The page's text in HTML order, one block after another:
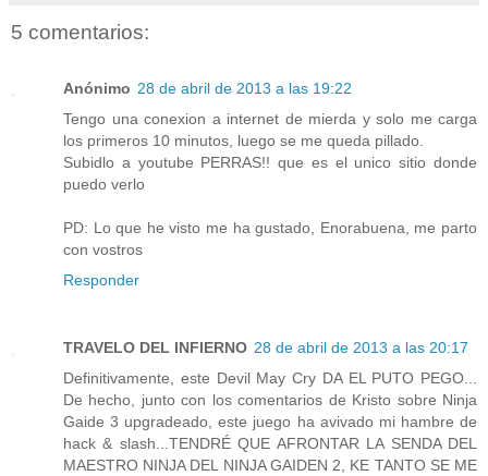
5 comentarios:
Anónimo 28 de abril de 2013 a las 19:22
Tengo una conexion a internet de mierda y solo me carga
los primeros 10 minutos, luego se me queda pillado.
Subidlo a youtube PERRAS!! que es el unico sitio donde
puedo verlo
PD: Lo que he visto me ha gustado, Enorabuena, me parto
con vostros
Responder
TRAVELO DEL INFIERNO 28 de abril de 2013 a las 20:17
Definitivamente, este Devil May Cry DA EL PUTO PEGO...
De hecho, junto con los comentarios de Kristo sobre Ninja
Gaide 3 upgradeado, este juego ha avivado mi hambre de
hack & slash...TENDRÉ QUE AFRONTAR LA SENDA DEL
MAESTRO NINJA DEL NINJA GAIDEN 2, KE TANTO SE ME